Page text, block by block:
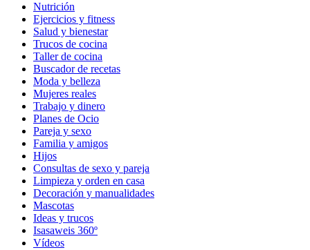
Nutrición
Ejercicios y fitness
Salud y bienestar
Trucos de cocina
Taller de cocina
Buscador de recetas
Moda y belleza
Mujeres reales
Trabajo y dinero
Planes de Ocio
Pareja y sexo
Familia y amigos
Hijos
Consultas de sexo y pareja
Limpieza y orden en casa
Decoración y manualidades
Mascotas
Ideas y trucos
Isasaweis 360º
Vídeos